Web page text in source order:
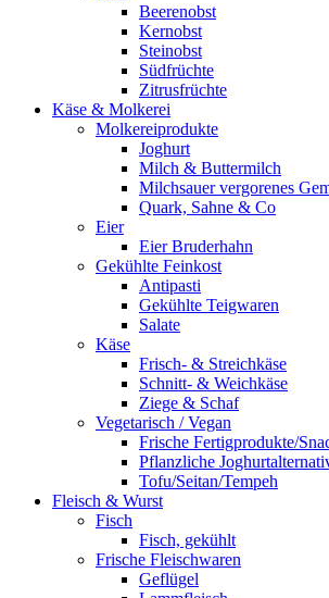
Beerenobst
Kernobst
Steinobst
Südfrüchte
Zitrusfrüchte
Käse & Molkerei
Molkereiprodukte
Joghurt
Milch & Buttermilch
Milchsauer vergorenes
Quark, Sahne & Co
Eier
Eier Bruderhahn
Gekühlte Feinkost
Antipasti
Gekühlte Teigwaren
Salate
Käse
Frisch- & Streichkäse
Schnitt- & Weichkäse
Ziege & Schaf
Vegetarisch / Vegan
Frische Fertigprodukte/
Pflanzliche
Tofu/Seitan/Tempeh
Fleisch & Wurst
Fisch
Fisch, gekühlt
Frische Fleischwaren
Geflügel